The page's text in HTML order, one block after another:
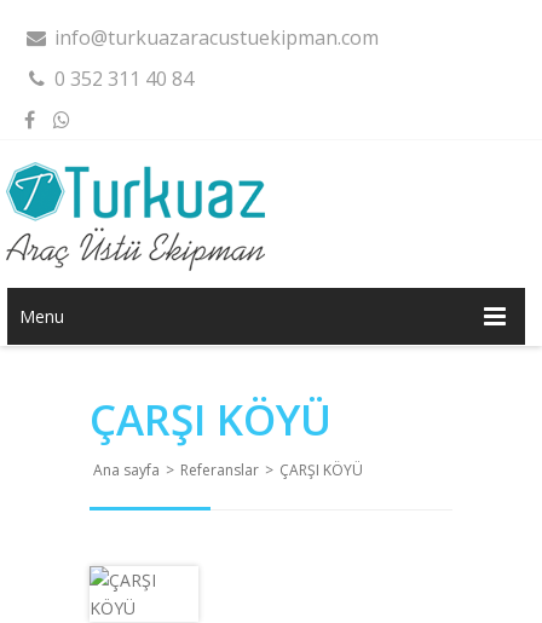
info@turkuazaracustuekipman.com
0 352 311 40 84
Menu
ÇARŞI KÖYÜ
Ana sayfa > Referanslar > ÇARŞI KÖYÜ